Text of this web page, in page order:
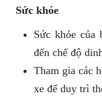
Sức khỏe
Sức khỏe của
đến chế độ
Tham gia các
xe để duy trì